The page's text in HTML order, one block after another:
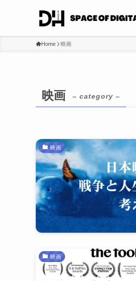
Home 映画
映画 – category –
映画
映画